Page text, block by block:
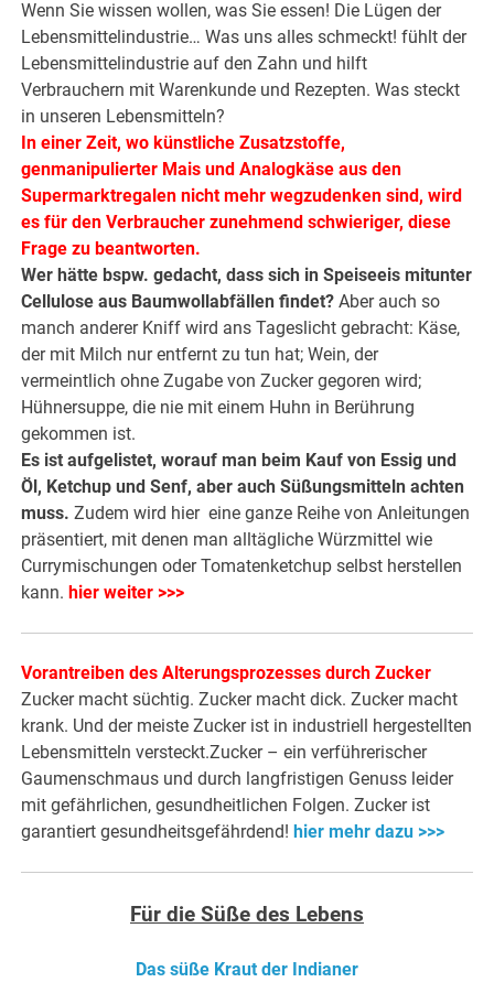
Wenn Sie wissen wollen, was Sie essen! Die Lügen der
Lebensmittelindustrie… Was uns alles schmeckt! fühlt der
Lebensmittelindustrie auf den Zahn und hilft
Verbrauchern mit Warenkunde und Rezepten. Was steckt
in unseren Lebensmitteln?
In einer Zeit, wo künstliche Zusatzstoffe,
genmanipulierter Mais und Analogkäse aus den
Supermarktregalen nicht mehr wegzudenken sind, wird
es für den Verbraucher zunehmend schwieriger, diese
Frage zu beantworten.
Wer hätte bspw. gedacht, dass sich in Speiseeis mitunter
Cellulose aus Baumwollabfällen findet? Aber auch so
manch anderer Kniff wird ans Tageslicht gebracht: Käse,
der mit Milch nur entfernt zu tun hat; Wein, der
vermeintlich ohne Zugabe von Zucker gegoren wird;
Hühnersuppe, die nie mit einem Huhn in Berührung
gekommen ist.
Es ist aufgelistet, worauf man beim Kauf von Essig und
Öl, Ketchup und Senf, aber auch Süßungsmitteln achten
muss. Zudem wird hier eine ganze Reihe von Anleitungen
präsentiert, mit denen man alltägliche Würzmittel wie
Currymischungen oder Tomatenketchup selbst herstellen
kann. hier weiter >>>
Vorantreiben des Alterungsprozesses durch Zucker
Zucker macht süchtig. Zucker macht dick. Zucker macht
krank. Und der meiste Zucker ist in industriell hergestellten
Lebensmitteln versteckt.Zucker – ein verführerischer
Gaumenschmaus und durch langfristigen Genuss leider
mit gefährlichen, gesundheitlichen Folgen. Zucker ist
garantiert gesundheitsgefährdend! hier mehr dazu >>>
Für die Süße des Lebens
Das süße Kraut der Indianer